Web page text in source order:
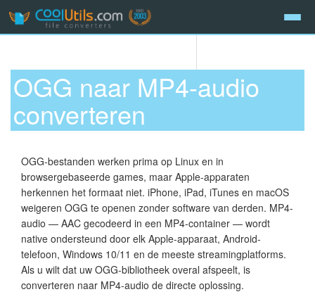
OGG naar MP4-audio
converteren
OGG-bestanden werken prima op Linux en in
browsergebaseerde games, maar Apple-apparaten
herkennen het formaat niet. iPhone, iPad, iTunes en macOS
weigeren OGG te openen zonder software van derden. MP4-
audio — AAC gecodeerd in een MP4-container — wordt
native ondersteund door elk Apple-apparaat, Android-
telefoon, Windows 10/11 en de meeste streamingplatforms.
Als u wilt dat uw OGG-bibliotheek overal afspeelt, is
converteren naar MP4-audio de directe oplossing.